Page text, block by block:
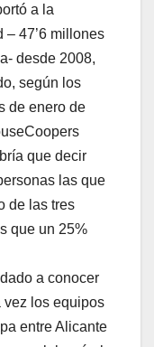
a la
– 47’6 millones
desde 2008,
según los
de enero de
que decir
las que
de las tres
que un 25%
a conocer
vez los equipos
entre Alicante